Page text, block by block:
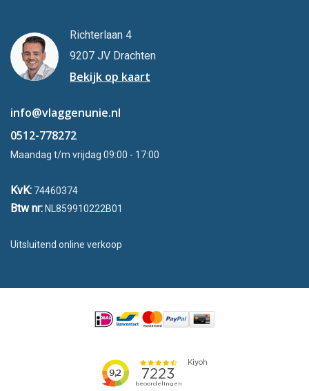
Richterlaan 4
9207 JV Drachten
Bekijk op kaart
info@vlaggenunie.nl
0512-778272
Maandag t/m vrijdag 09:00 - 17:00
KvK: 74460374
Btw nr: NL859910222B01
Uitsluitend online verkoop